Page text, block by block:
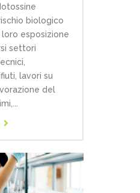
biologico
esposizione
settori
lavori su
del